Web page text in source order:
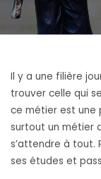
Il y a une filière
trouver celle qui
ce métier est une
surtout un métier
s’attendre à tout.
ses études et